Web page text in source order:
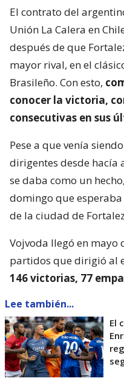
El contrato del
Unión La Calera en
después de que
mayor rival, en el
Brasileño. Con esto,
conocer la victoria,
consecutivas en sus
Pese a que venía
dirigentes desde hacía
se daba como un
domingo que
de la ciudad de
Vojvoda llegó en mayo
partidos que dirigió al
146 victorias, 77
Lee también...
El